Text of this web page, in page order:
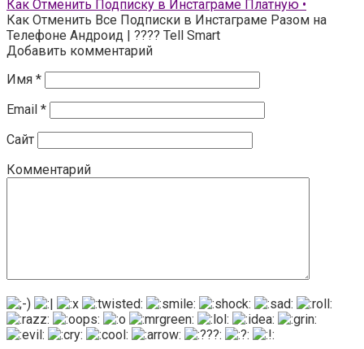
Как Отменить Подписку в Инстаграме Платную •
Как Отменить Все Подписки в Инстаграме Разом на
Телефоне Андроид | ???? Tell Smart
Добавить комментарий
Имя *
Email *
Сайт
Комментарий